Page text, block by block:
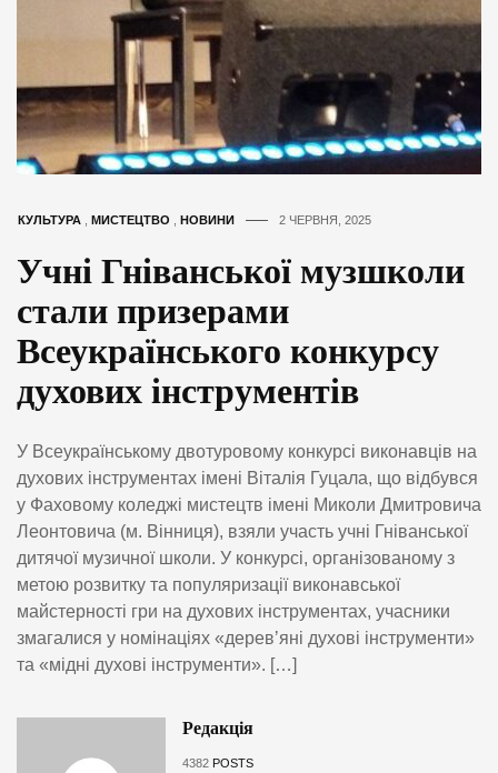
КУЛЬТУРА МИСТЕЦТВО НОВИНИ 2 ЧЕРВНЯ, 2025
Учні Гніванської музшколи
стали призерами
Всеукраїнського конкурсу
духових інструментів
У Всеукраїнському двотуровому конкурсі виконавців на
духових інструментах імені Віталія Гуцала, що відбувся
у Фаховому коледжі мистецтв імені Миколи Дмитровича
Леонтовича (м. Вінниця), взяли участь учні Гніванської
дитячої музичної школи. У конкурсі, організованому з
метою розвитку та популяризації виконавської
майстерності гри на духових інструментах, учасники
змагалися у номінаціях «деревʼяні духові інструменти»
та «мідні духові інструменти». […]
Редакція
4382 POSTS